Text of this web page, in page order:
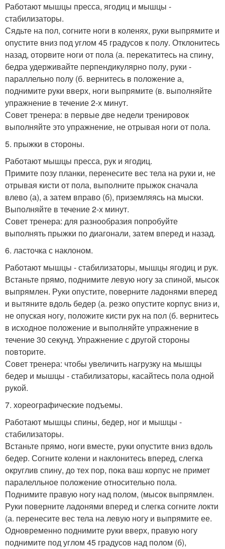
Работают мышцы пресса, ягодиц и мышцы -
стабилизаторы.
Сядьте на пол, согните ноги в коленях, руки выпрямите и
опустите вниз под углом 45 градусов к полу. Отклонитесь
назад, оторвите ноги от пола (а. перекатитесь на спину,
бедра удерживайте перпендикулярно полу, руки -
параллельно полу (б. вернитесь в положение а,
поднимите руки вверх, ноги выпрямите (в. выполняйте
упражнение в течение 2-х минут.
Совет тренера: в первые две недели тренировок
выполняйте это упражнение, не отрывая ноги от пола.
5. прыжки в стороны.
Работают мышцы пресса, рук и ягодиц.
Примите позу планки, перенесите вес тела на руки и, не
отрывая кисти от пола, выполните прыжок сначала
влево (а), а затем вправо (б), приземляясь на мыски.
Выполняйте в течение 2-х минут.
Совет тренера: для разнообразия попробуйте
выполнять прыжки по диагонали, затем вперед и назад.
6. ласточка с наклоном.
Работают мышцы - стабилизаторы, мышцы ягодиц и рук.
Встаньте прямо, поднимите левую ногу за спиной, мысок
выпрямлен. Руки опустите, поверните ладонями вперед
и вытяните вдоль бедер (а. резко опустите корпус вниз и,
не опуская ногу, положите кисти рук на пол (б. вернитесь
в исходное положение и выполняйте упражнение в
течение 30 секунд. Упражнение с другой стороны
повторите.
Совет тренера: чтобы увеличить нагрузку на мышцы
бедер и мышцы - стабилизаторы, касайтесь пола одной
рукой.
7. хореографические подъемы.
Работают мышцы спины, бедер, ног и мышцы -
стабилизаторы.
Встаньте прямо, ноги вместе, руки опустите вниз вдоль
бедер. Согните колени и наклонитесь вперед, слегка
округлив спину, до тех пор, пока ваш корпус не примет
паралелльное положение относительно пола.
Поднимите правую ногу над полом, (мысок выпрямлен.
Руки поверните ладонями вперед и слегка согните локти
(а. перенесите вес тела на левую ногу и выпрямите ее.
Одновременно поднимите руки вверх, правую ногу
поднимите под углом 45 градусов над полом (б),